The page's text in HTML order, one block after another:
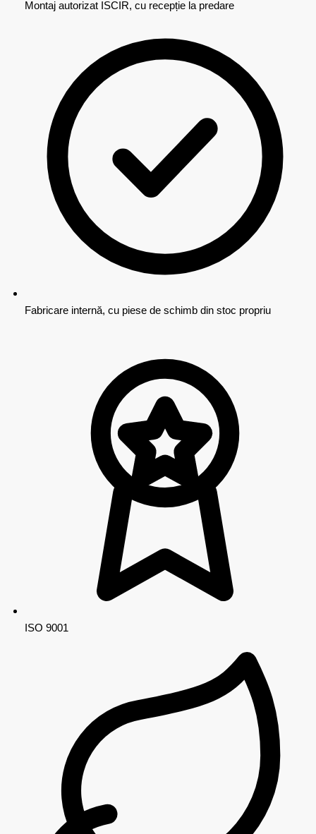
Montaj autorizat ISCIR, cu recepție la predare
Fabricare internă, cu piese de schimb din stoc propriu
ISO 9001